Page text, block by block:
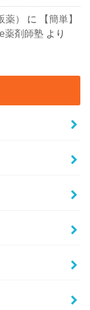
） に
【簡単】
薬剤師塾 より